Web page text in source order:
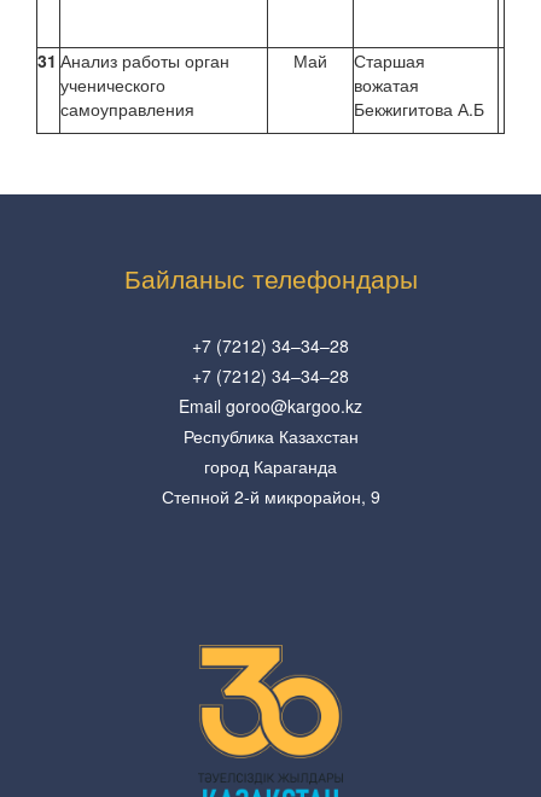
31 Анализ работы орган
ученического
самоуправления
Май
Старшая
вожатая
Бекжигитова А.Б
Байланыс телефондары
+7 (7212) 34–34–28
+7 (7212) 34–34–28
Email goroo@kargoo.kz
Республика Казахстан
город Караганда
Степной 2-й микрорайон, 9